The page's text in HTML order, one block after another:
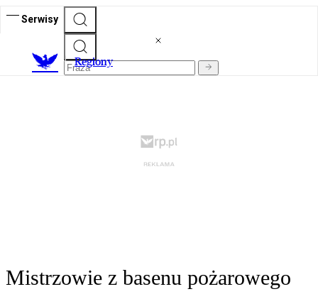
Serwisy
Regiony
Mistrzowie z basenu pożarowego